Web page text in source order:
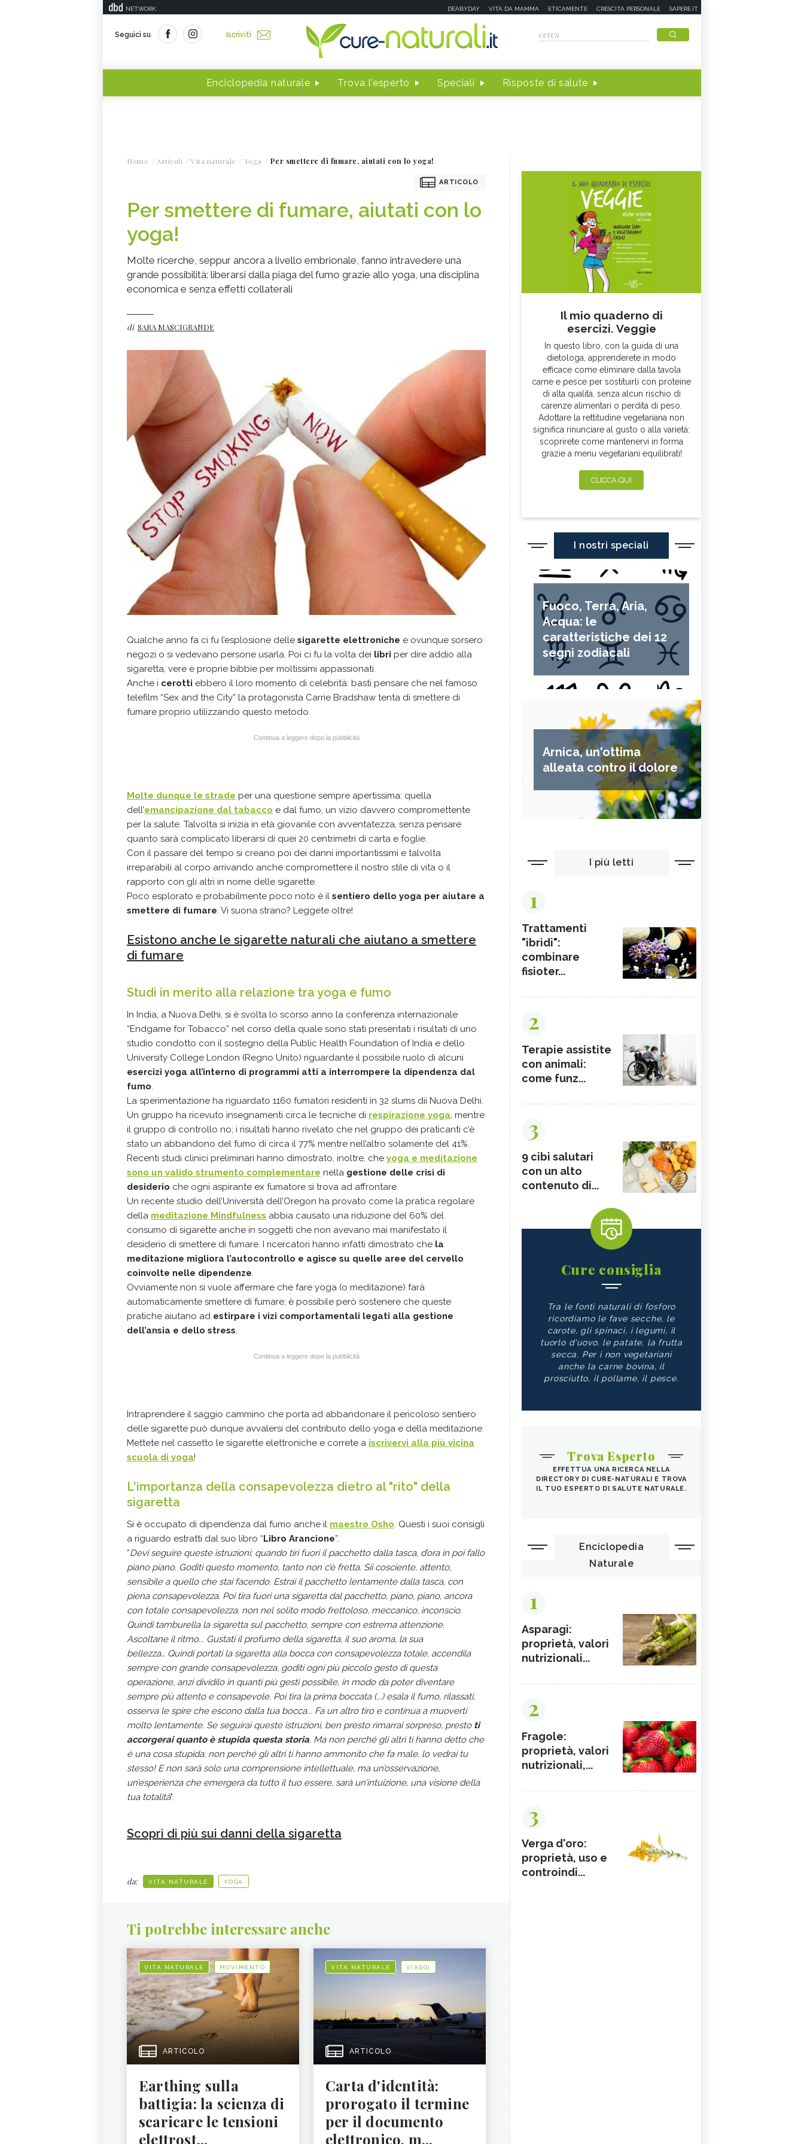
NETWORK DEABYDAY VITA DA MAMMA ETICAMENTE CRESCITA PERSONALE SAPERE.IT
Seguici su Iscriviti
Enciclopedia naturale Trova l'esperto Speciali Risposte di salute
Home Articoli Vita naturale Yoga Per smettere di fumare, aiutati con lo yoga!
ARTICOLO
Per smettere di fumare, aiutati con lo
yoga!
Molte ricerche, seppur ancora a livello embrionale, fanno intravedere una
grande possibilità: liberarsi dalla piaga del fumo grazie allo yoga, una disciplina
economica e senza effetti collaterali
di SARA MASCIGRANDE
Qualche anno fa ci fu l’esplosione delle sigarette elettroniche e ovunque sorsero
negozi o si vedevano persone usarla. Poi ci fu la volta dei libri per dire addio alla
sigaretta, vere e proprie bibbie per moltissimi appassionati.
Anche i cerotti ebbero il loro momento di celebrità: basti pensare che nel famoso
telefilm “Sex and the City” la protagonista Carrie Bradshaw tenta di smettere di
fumare proprio utilizzando questo metodo.
Continua a leggere dopo la pubblicità
Molte dunque le strade per una questione sempre apertissima: quella
dell’emancipazione dal tabacco e dal fumo, un vizio davvero compromettente
per la salute. Talvolta si inizia in età giovanile con avventatezza, senza pensare
quanto sarà complicato liberarsi di quei 20 centrimetri di carta e foglie.
Con il passare del tempo si creano poi dei danni importantissimi e talvolta
irreparabili al corpo arrivando anche compromettere il nostro stile di vita o il
rapporto con gli altri in nome delle sigarette.
Poco esplorato e probabilmente poco noto è il sentiero dello yoga per aiutare a
smettere di fumare . Vi suona strano? Leggete oltre!
Esistono anche le sigarette naturali che aiutano a smettere
di fumare
Studi in merito alla relazione tra yoga e fumo
In India, a Nuova Delhi, si è svolta lo scorso anno la conferenza internazionale
“Endgame for Tobacco” nel corso della quale sono stati presentati i risultati di uno
studio condotto con il sostegno della Public Health Foundation of India e dello
University College London (Regno Unito) riguardante il possibile ruolo di alcuni
esercizi yoga all’interno di programmi atti a interrompere la dipendenza dal
fumo
La sperimentazione ha riguardato 1160 fumatori residenti in 32 slums dii Nuova Delhi.
Un gruppo ha ricevuto insegnamenti circa le tecniche di respirazione yoga , mentre
il gruppo di controllo no; i risultati hanno rivelato che nel gruppo dei praticanti c’è
stato un abbandono del fumo di circa il 77% mentre nell’altro solamente del 41%.
Recenti studi clinici preliminari hanno dimostrato, inoltre, che yoga e meditazione
sono un valido strumento complementare nella gestione delle crisi di
desiderio che ogni aspirante ex fumatore si trova ad affrontare.
Un recente studio dell’Università dell’Oregon ha provato come la pratica regolare
della meditazione Mindfulness abbia causato una riduzione del 60% del
consumo di sigarette anche in soggetti che non avevano mai manifestato il
desiderio di smettere di fumare. I ricercatori hanno infatti dimostrato che la
meditazione migliora l’autocontrollo e agisce su quelle aree del cervello
coinvolte nelle dipendenze
Ovviamente non si vuole affermare che fare yoga (o meditazione) farà
automaticamente smettere di fumare; è possibile però sostenere che queste
pratiche aiutano ad estirpare i vizi comportamentali legati alla gestione
dell’ansia e dello stress
Continua a leggere dopo la pubblicità
Intraprendere il saggio cammino che porta ad abbandonare il pericoloso sentiero
delle sigarette può dunque avvalersi del contributo dello yoga e della meditazione.
Mettete nel cassetto le sigarette elettroniche e correte a iscrivervi alla più vicina
scuola di yoga!
L'importanza della consapevolezza dietro al "rito" della
sigaretta
Si è occupato di dipendenza dal fumo anche il maestro Osho . Questi i suoi consigli
a riguardo estratti dal suo libro “Libro Arancione”.
“Devi seguire queste istruzioni: quando tiri fuori il pacchetto dalla tasca, d’ora in poi fallo
piano piano. Goditi questo momento, tanto non c’è fretta. Sii cosciente, attento,
sensibile a quello che stai facendo. Estrai il pacchetto lentamente dalla tasca, con
piena consapevolezza. Poi tira fuori una sigaretta dal pacchetto, piano, piano, ancora
con totale consapevolezza, non nel solito modo frettoloso, meccanico, inconscio.
Quindi tamburella la sigaretta sul pacchetto, sempre con estrema attenzione.
Ascoltane il ritmo... Gustati il profumo della sigaretta, il suo aroma, la sua
bellezza… Quindi portati la sigaretta alla bocca con consapevolezza totale, accendila
sempre con grande consapevolezza, goditi ogni più piccolo gesto di questa
operazione, anzi dividilo in quanti più gesti possibile, in modo da poter diventare
sempre più attento e consapevole. Poi tira la prima boccata (...) esala il fumo, rilassati,
osserva le spire che escono dalla tua bocca... Fa un altro tiro e continua a muoverti
molto lentamente. Se seguirai queste istruzioni, ben presto rimarrai sorpreso, presto ti
accorgerai quanto è stupida questa storia. Ma non perché gli altri ti hanno detto che
è una cosa stupida, non perché gli altri ti hanno ammonito che fa male, lo vedrai tu
stesso! E non sarà solo una comprensione intellettuale, ma un’osservazione,
un’esperienza che emergerà da tutto il tuo essere, sarà un’intuizione, una visione della
tua totalità".
Scopri di più sui danni della sigaretta
da: VITA NATURALE YOGA
Ti potrebbe interessare anche
VITA NATURALE MOVIMENTO
ARTICOLO
Earthing sulla
battigia: la scienza di
scaricare le tensioni
elettrost...
VITA NATURALE VIAGGI
ARTICOLO
Carta d'identità:
prorogato il termine
per il documento
elettronico, m...
Il mio quaderno di
esercizi. Veggie
In questo libro, con la guida di una
dietologa, apprenderete in modo
efficace come eliminare dalla tavola
carne e pesce per sostituirli con proteine
di alta qualità, senza alcun rischio di
carenze alimentari o perdita di peso.
Adottare la rettitudine vegetariana non
significa rinunciare al gusto o alla varietà:
scoprirete come mantenervi in forma
grazie a menu vegetariani equilibrati!
CLICCA QUI
I nostri speciali
Fuoco, Terra, Aria,
Acqua: le
caratteristiche dei 12
segni zodiacali
Arnica, un'ottima
alleata contro il dolore
I più letti
1
Trattamenti
"ibridi":
combinare
fisioter...
2
Terapie assistite
con animali:
come funz...
3
9 cibi salutari
con un alto
contenuto di...
Cure consiglia
Tra le fonti naturali di fosforo
ricordiamo le fave secche, le
carote, gli spinaci, i legumi, il
tuorlo d'uovo, le patate, la frutta
secca. Per i non vegetariani
anche la carne bovina, il
prosciutto, il pollame, il pesce.
Trova Esperto
EFFETTUA UNA RICERCA NELLA
DIRECTORY DI CURE-NATURALI E TROVA
IL TUO ESPERTO DI SALUTE NATURALE.
Enciclopedia
Naturale
1
Asparagi:
proprietà, valori
nutrizionali...
2
Fragole:
proprietà, valori
nutrizionali,...
3
Verga d'oro:
proprietà, uso e
controindi...